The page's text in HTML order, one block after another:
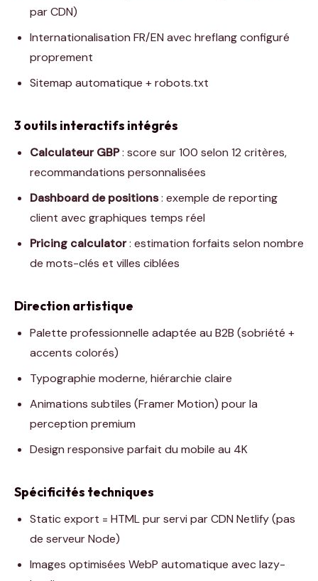
par CDN)
Internationalisation FR/EN avec hreflang configuré
proprement
Sitemap automatique + robots.txt
3 outils interactifs intégrés
Calculateur GBP: score sur 100 selon 12 critères,
recommandations personnalisées
Dashboard de positions: exemple de reporting
client avec graphiques temps réel
Pricing calculator: estimation forfaits selon nombre
de mots-clés et villes ciblées
Direction artistique
Palette professionnelle adaptée au B2B (sobriété +
accents colorés)
Typographie moderne, hiérarchie claire
Animations subtiles (Framer Motion) pour la
perception premium
Design responsive parfait du mobile au 4K
Spécificités techniques
Static export = HTML pur servi par CDN Netlify (pas
de serveur Node)
Images optimisées WebP automatique avec lazy-